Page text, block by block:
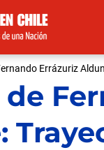
Errázuriz